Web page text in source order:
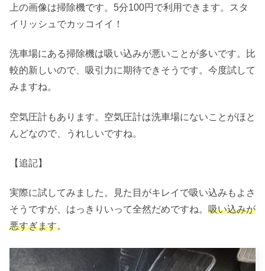
上の画像は掃除機です。5分100円で利用できます。スタ
イリッシュでカッコイイ！
洗車場にある掃除機は吸い込みが悪いことが多いです。比
較的新しいので、吸引力に期待できそうです。今度試して
みますね。
空気圧計もあります。空気圧計は洗車場にないことがほと
んどなので、うれしいですね。
【追記】
実際に試してみました。見た目がキレイで吸い込みもよさ
そうですが、はっきりいって全然だめですね。 吸い込みが
悪すぎます。